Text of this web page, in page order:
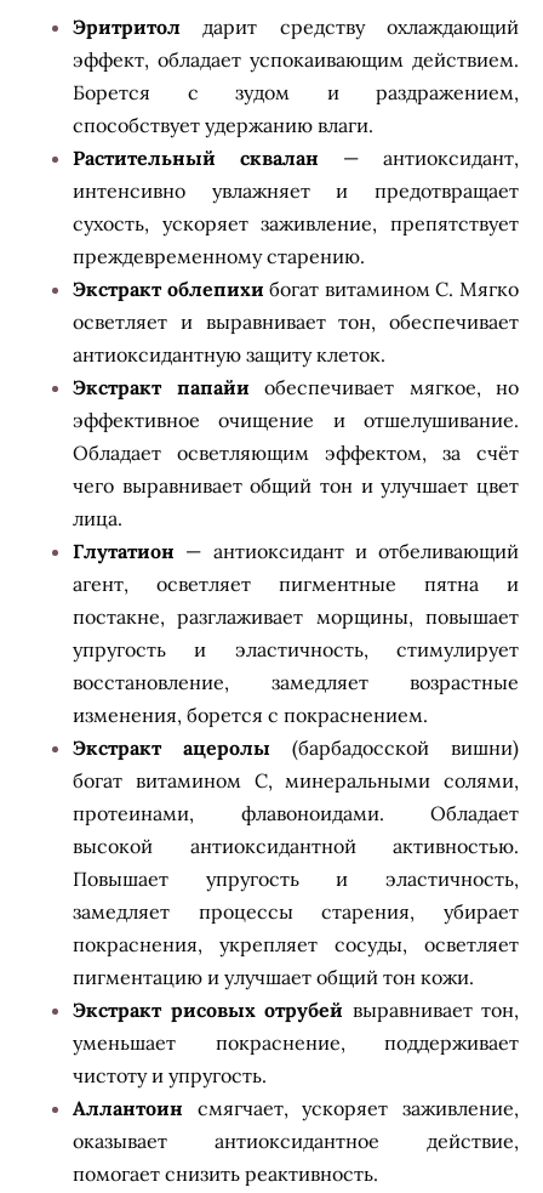
Эритритол дарит средству охлаждающий
эффект, обладает успокаивающим действием.
Борется с зудом и раздражением,
способствует удержанию влаги.
Растительный сквалан — антиоксидант,
интенсивно увлажняет и предотвращает
сухость, ускоряет заживление, препятствует
преждевременному старению.
Экстракт облепихи богат витамином C. Мягко
осветляет и выравнивает тон, обеспечивает
антиоксидантную защиту клеток.
Экстракт папайи обеспечивает мягкое, но
эффективное очищение и отшелушивание.
Обладает осветляющим эффектом, за счёт
чего выравнивает общий тон и улучшает цвет
лица.
Глутатион — антиоксидант и отбеливающий
агент, осветляет пигментные пятна и
постакне, разглаживает морщины, повышает
упругость и эластичность, стимулирует
восстановление, замедляет возрастные
изменения, борется с покраснением.
Экстракт ацеролы (барбадосской вишни)
богат витамином С, минеральными солями,
протеинами, флавоноидами. Обладает
высокой антиоксидантной активностью.
Повышает упругость и эластичность,
замедляет процессы старения, убирает
покраснения, укрепляет сосуды, осветляет
пигментацию и улучшает общий тон кожи.
Экстракт рисовых отрубей выравнивает тон,
уменьшает покраснение, поддерживает
чистоту и упругость.
Аллантоин смягчает, ускоряет заживление,
оказывает антиоксидантное действие,
помогает снизить реактивность.